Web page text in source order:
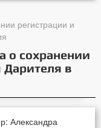
регистрации и
о сохранении
в
Александра